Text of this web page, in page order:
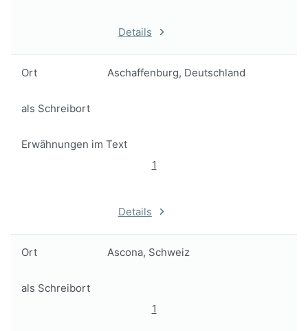
Details
Ort Aschaffenburg, Deutschland
als Schreibort
Erwähnungen im Text
1
Details
Ort Ascona, Schweiz
als Schreibort
1